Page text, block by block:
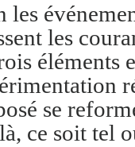
les
les
éléments
se
ce soit tel